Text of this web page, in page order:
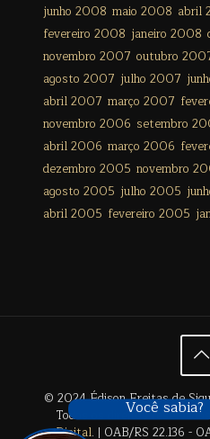
junho 2008 maio 2008 abril
fevereiro 2008 janeiro 2008
novembro 2007 outubro
agosto 2007 julho 2007
abril 2007 março 2007
novembro 2006 setembro
abril 2006 março 2006
dezembro 2005 novembro
agosto 2005 julho 2005
abril 2005 fevereiro 2005
© 2024 Édison Freitas de
Todos os direitos
Digital. | OAB/RS 22.136 -
Você sabia?